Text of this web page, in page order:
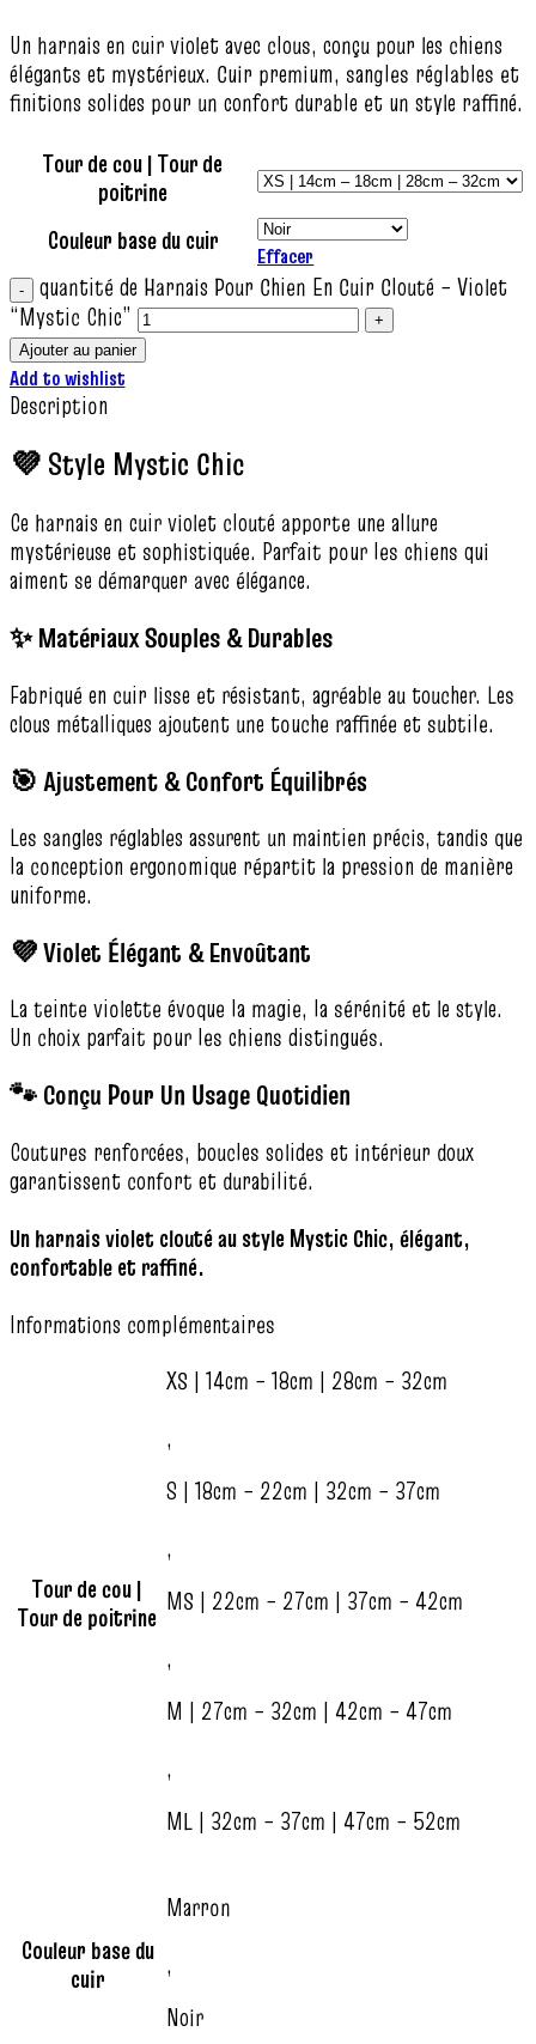
Un harnais en cuir violet avec clous, conçu pour les chiens
élégants et mystérieux. Cuir premium, sangles réglables et
finitions solides pour un confort durable et un style raffiné.
Tour de cou | Tour de
poitrine
Couleur base du cuir
Effacer
quantité de Harnais Pour Chien En Cuir Clouté – Violet
“Mystic Chic”
Ajouter au panier
Add to wishlist
Description
💜 Style Mystic Chic
Ce harnais en cuir violet clouté apporte une allure
mystérieuse et sophistiquée. Parfait pour les chiens qui
aiment se démarquer avec élégance.
✨ Matériaux Souples & Durables
Fabriqué en cuir lisse et résistant, agréable au toucher. Les
clous métalliques ajoutent une touche raffinée et subtile.
🎯 Ajustement & Confort Équilibrés
Les sangles réglables assurent un maintien précis, tandis que
la conception ergonomique répartit la pression de manière
uniforme.
💜 Violet Élégant & Envoûtant
La teinte violette évoque la magie, la sérénité et le style.
Un choix parfait pour les chiens distingués.
🐾 Conçu Pour Un Usage Quotidien
Coutures renforcées, boucles solides et intérieur doux
garantissent confort et durabilité.
Un harnais violet clouté au style Mystic Chic, élégant,
confortable et raffiné.
Informations complémentaires
Tour de cou |
Tour de poitrine
XS | 14cm – 18cm | 28cm – 32cm
,
S | 18cm – 22cm | 32cm – 37cm
,
MS | 22cm – 27cm | 37cm – 42cm
,
M | 27cm – 32cm | 42cm – 47cm
,
ML | 32cm – 37cm | 47cm – 52cm
Couleur base du
cuir
Marron
,
Noir